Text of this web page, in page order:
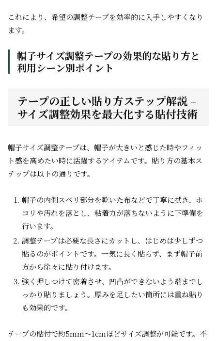
これにより、希望の調整テープを効率的に入手しやすくなり
ます。
帽子サイズ調整テープの効果的な貼り方と
利用シーン別ポイント
テープの正しい貼り方ステップ解説 –
サイズ調整効果を最大化する貼付技術
帽子サイズ調整テープは、帽子が大きいと感じた時やフィッ
ト感を高めたい時に活躍するアイテムです。貼り方の基本ス
テップは以下の通りです。
帽子の内側スベリ部分を乾いた布などで丁寧に拭き、ホ
コリや汚れを落とし、粘着力が落ちないように下準備を
行います。
調整テープは必要な長さにカットし、はじめは少しずつ
貼るのがポイントです。一気に長く貼らず、まず帽子前
方から徐々に貼り付けます。
強く押しつけて密着させ、凹凸ができないよう端までし
っかり貼りましょう。厚みを足したい箇所には重ね貼り
も効果的です。
テープの貼付で約5mm～1cmほどサイズ調整が可能です。不